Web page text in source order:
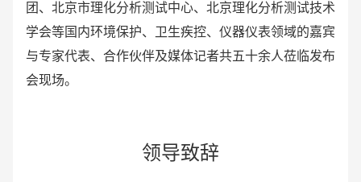
团、北京市理化分析测试中心、北京理化分析测试技术
学会等国内环境保护、卫生疾控、仪器仪表领域的嘉宾
与专家代表、合作伙伴及媒体记者共五十余人莅临发布
会现场。
领导致辞